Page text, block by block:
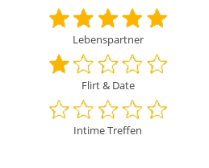
Lebenspartner
Flirt & Date
Intime Treffen